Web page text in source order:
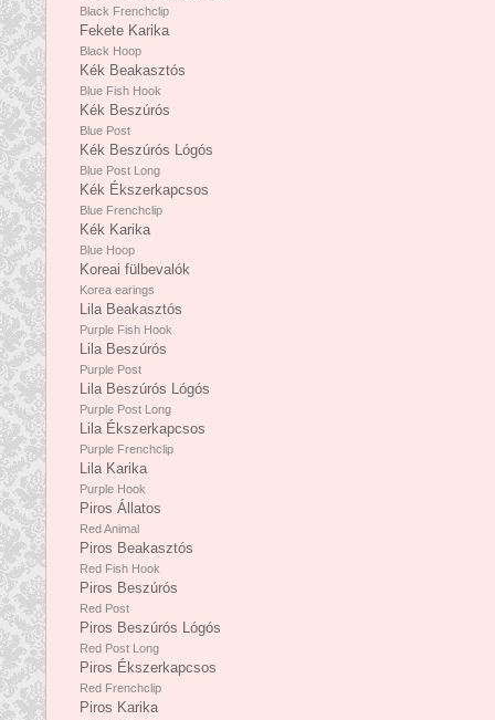
Black Frenchclip
Fekete Karika
Black Hoop
Kék Beakasztós
Blue Fish Hook
Kék Beszúrós
Blue Post
Kék Beszúrós Lógós
Blue Post Long
Kék Ékszerkapcsos
Blue Frenchclip
Kék Karika
Blue Hoop
Koreai fülbevalók
Korea earings
Lila Beakasztós
Purple Fish Hook
Lila Beszúrós
Purple Post
Lila Beszúrós Lógós
Purple Post Long
Lila Ékszerkapcsos
Purple Frenchclip
Lila Karika
Purple Hook
Piros Állatos
Red Animal
Piros Beakasztós
Red Fish Hook
Piros Beszúrós
Red Post
Piros Beszúrós Lógós
Red Post Long
Piros Ékszerkapcsos
Red Frenchclip
Piros Karika